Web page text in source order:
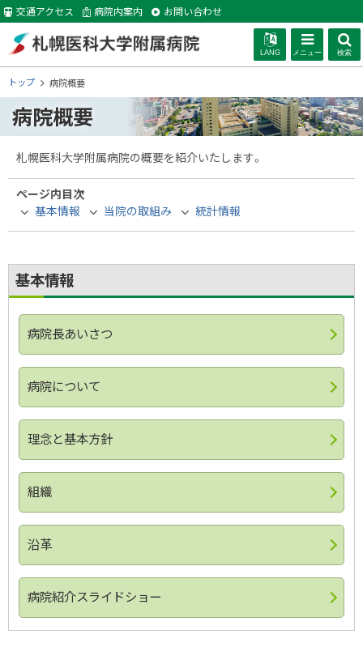
本
へ
交通アクセス 病院内案内 お問い合わせ
札幌医科大学附
属病院
LANG メニュー 検索
現
在
位
置
階
層
トップ 病院概要
病院概要
札幌医科大学附属病院の概要を紹介いたします。
ページ内目次
基本情報
当院の取組み 統計情報
基本情報
病院長あいさつ
病院について
理念と基本方針
組織
沿革
病院紹介スライドショー